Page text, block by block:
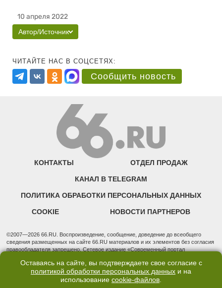
10 апреля 2022
Автор/Источник
ЧИТАЙТЕ НАС В СОЦСЕТЯХ:
Сообщить новость
КОНТАКТЫ ОТДЕЛ ПРОДАЖ
КАНАЛ В TELEGRAM
ПОЛИТИКА ОБРАБОТКИ ПЕРСОНАЛЬНЫХ ДАННЫХ
COOKIE НОВОСТИ ПАРТНЕРОВ
©2007—2026 66.RU. Воспроизведение, сообщение, доведение до всеобщего
сведения размещенных на сайте 66.RU материалов и их элементов без согласия
правообладателя запрещено. Сетевое издание «Современный портал
надзору в сфере связи, информационных технологий и массовых коммуникаций
(Роскомнадзор). Регистрационный номер ЭЛ № ФС 77 - 76634 от 02.09.2019
Учредитель: Общество с ограниченной ответственностью "66.ру". Юридический
Оставаясь на сайте, вы подтверждаете свое согласие с
политикой обработки персональных данных и на
использование cookie-файлов.